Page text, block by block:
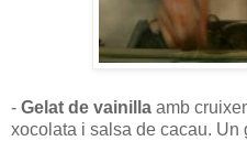
- Gelat de vainilla amb
xocolata i salsa de cacau. Un